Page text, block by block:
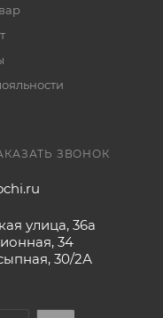
ЗВОНОК
улица, 36а
34
30/2А